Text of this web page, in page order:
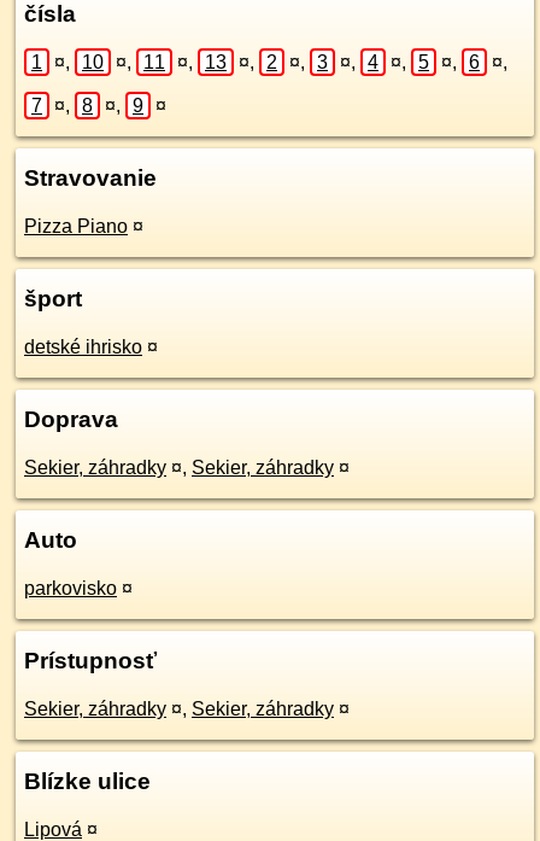
čísla
1 ¤, 10 ¤, 11 ¤, 13 ¤, 2 ¤, 3 ¤, 4 ¤, 5 ¤, 6 ¤,
7 ¤, 8 ¤, 9 ¤
Stravovanie
Pizza Piano ¤
šport
detské ihrisko ¤
Doprava
Sekier, záhradky ¤, Sekier, záhradky ¤
Auto
parkovisko ¤
Prístupnosť
Sekier, záhradky ¤, Sekier, záhradky ¤
Blízke ulice
Lipová ¤